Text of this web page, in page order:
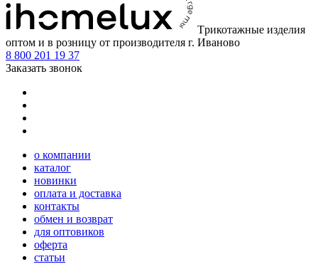
Tрикотажные изделия
оптом и в розницу от производителя г. Иваново
8 800 201 19 37
Заказать звонок
о компании
каталог
новинки
оплата и доставка
контакты
обмен и возврат
для оптовиков
оферта
статьи